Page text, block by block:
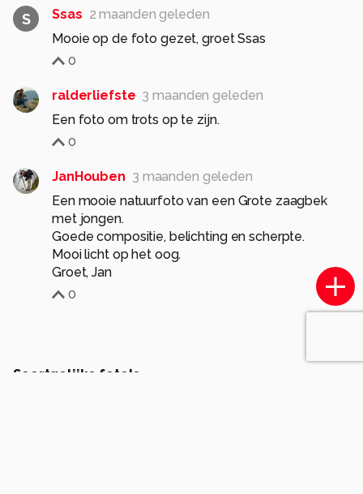
S Ssas 2 maanden geleden
Mooie op de foto gezet, groet Ssas
0
ralderliefste 3 maanden geleden
Een foto om trots op te zijn.
0
JanHouben 3 maanden geleden
Een mooie natuurfoto van een Grote zaagbek
met jongen.
Goede compositie, belichting en scherpte.
Mooi licht op het oog.
Groet, Jan
0
Soortgelijke foto's